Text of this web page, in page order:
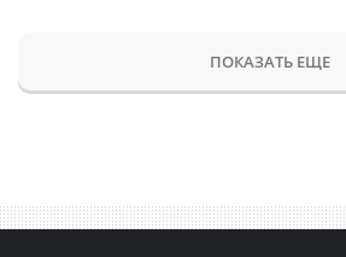
ПОКАЗАТЬ ЕЩЕ